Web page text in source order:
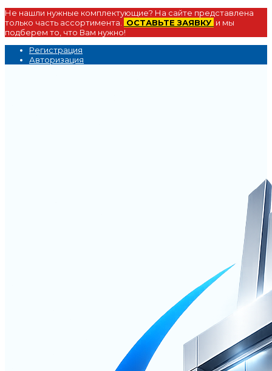
Не нашли нужные комплектующие? На сайте представлена
только часть ассортимента.
ОСТАВЬТЕ ЗАЯВКУ и мы
подберем то, что Вам нужно!
Регистрация
Авторизация